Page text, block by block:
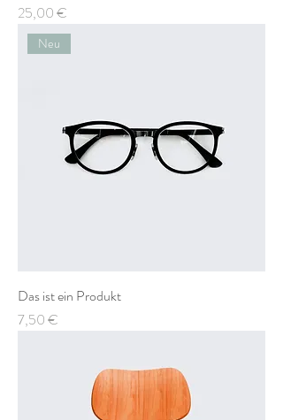
Preis
25,00 €
Neu
Das ist ein Produkt
Preis
7,50 €